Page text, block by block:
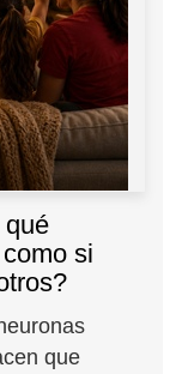
si
que